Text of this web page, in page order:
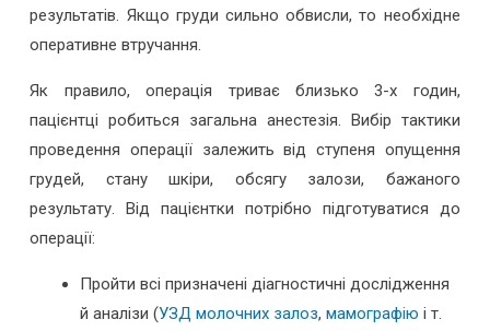
результатів. Якщо груди сильно обвисли, то необхідне
оперативне втручання.
Як правило, операція триває близько 3-х годин,
пацієнтці робиться загальна анестезія. Вибір тактики
проведення операції залежить від ступеня опущення
грудей, стану шкіри, обсягу залози, бажаного
результату. Від пацієнтки потрібно підготуватися до
операції:
Пройти всі призначені діагностичні дослідження
й аналізи (УЗД молочних залоз, мамографію і т.